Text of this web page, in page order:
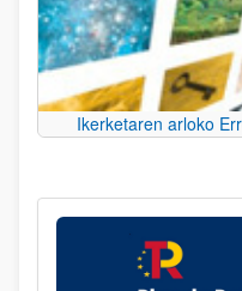
Ikerketaren arloko